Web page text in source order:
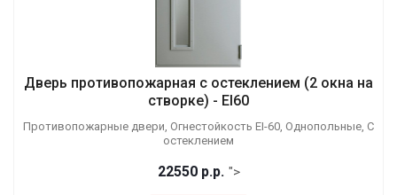
Дверь противопожарная с остеклением (2 окна на
створке) - EI60
Противопожарные двери, Огнестойкость EI-60, Однопольные, С
остеклением
22550 р.р. ">